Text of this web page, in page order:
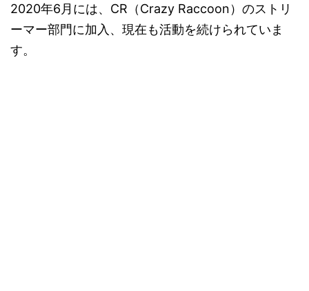
2020年6月には、CR（Ⅽrazy Raccoon）のストリ
ーマー部門に加入、現在も活動を続けられていま
す。